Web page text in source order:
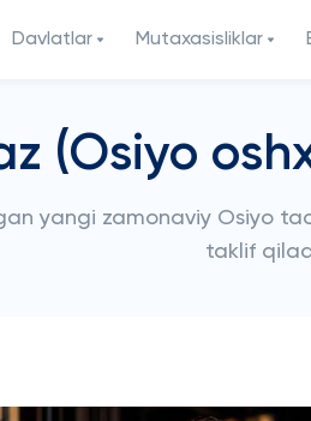
Davlatlar Mutaxasisliklar
(Osiyo
yangi zamonaviy Osiyo
taklif